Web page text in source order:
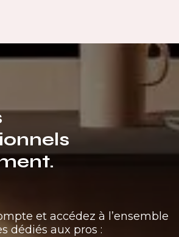
et accédez à l’ensemble
dédiés aux pros :